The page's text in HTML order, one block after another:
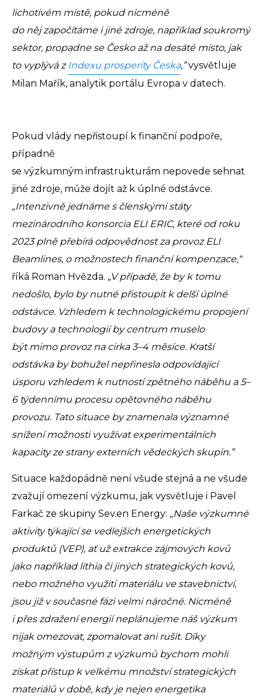
lichotivém místě, pokud nicméně
do něj započítáme i jiné zdroje, například soukromý
sektor, propadne se Česko až na desáté místo, jak
to vyplývá z Indexu prosperity Česka,”vysvětluje
Milan Mařík, analytik portálu Evropa v datech.
Pokud vlády nepřistoupí k finanční podpoře,
případně
se výzkumným infrastrukturám nepovede sehnat
jiné zdroje, může dojít až k úplné odstávce.
„Intenzivně jednáme s členskými státy
mezinárodního konsorcia ELI ERIC, které od roku
2023 plně přebírá odpovědnost za provoz ELI
Beamlines, o možnostech finanční kompenzace,“
říká Roman Hvězda. „V případě, že by k tomu
nedošlo, bylo by nutné přistoupit k delší úplné
odstávce. Vzhledem k technologickému propojení
budovy a technologií by centrum muselo
být mimo provoz na cirka 3–4 měsíce. Kratší
odstávka by bohužel nepřinesla odpovídající
úsporu vzhledem k nutnosti zpětného náběhu a 5–
6 týdennímu procesu opětovného náběhu
provozu. Tato situace by znamenala významné
snížení možnosti využívat experimentálních
kapacity ze strany externích vědeckých skupin.”
Situace každopádně není všude stejná a ne všude
zvažují omezení výzkumu, jak vysvětluje i Pavel
Farkač ze skupiny Sev.en Energy: „Naše výzkumné
aktivity týkající se vedlejších energetických
produktů (VEP), ať už extrakce zájmových kovů
jako například lithia či jiných strategických kovů,
nebo možného využití materiálu ve stavebnictví,
jsou již v současné fázi velmi náročné. Nicméně
i přes zdražení energií neplánujeme náš výzkum
nijak omezovat, zpomalovat ani rušit. Díky
možným výstupům z výzkumů bychom mohli
získat přístup k velkému množství strategických
materiálů v době, kdy je nejen energetika